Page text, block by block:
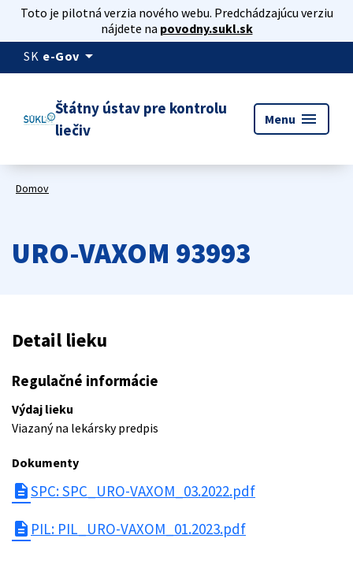
Toto je pilotná verzia nového webu. Predchádzajúcu verziu
nájdete na povodny.sukl.sk
SK e-Gov arrow_drop_down
Štátny ústav pre kontrolu
liečiv
Menu menu
Domov
URO-VAXOM 93993
Detail lieku
Regulačné informácie
Výdaj lieku
Viazaný na lekársky predpis
Dokumenty
descriptionSPC: SPC_URO-VAXOM_03.2022.pdf
description PIL: PIL_URO-VAXOM_01.2023.pdf